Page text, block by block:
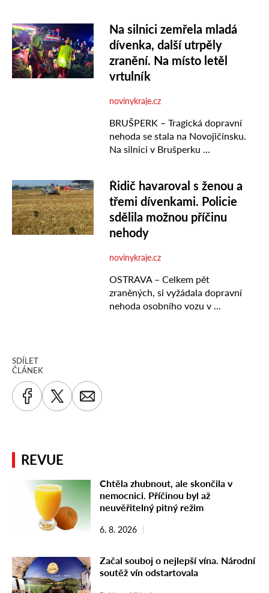
SDÍLET
ČLÁNEK
REVUE
Chtěla zhubnout, ale skončila v
nemocnici. Příčinou byl až
neuvěřitelný pitný režim
6. 8. 2026
Začal souboj o nejlepší vína. Národní
soutěž vín odstartovala